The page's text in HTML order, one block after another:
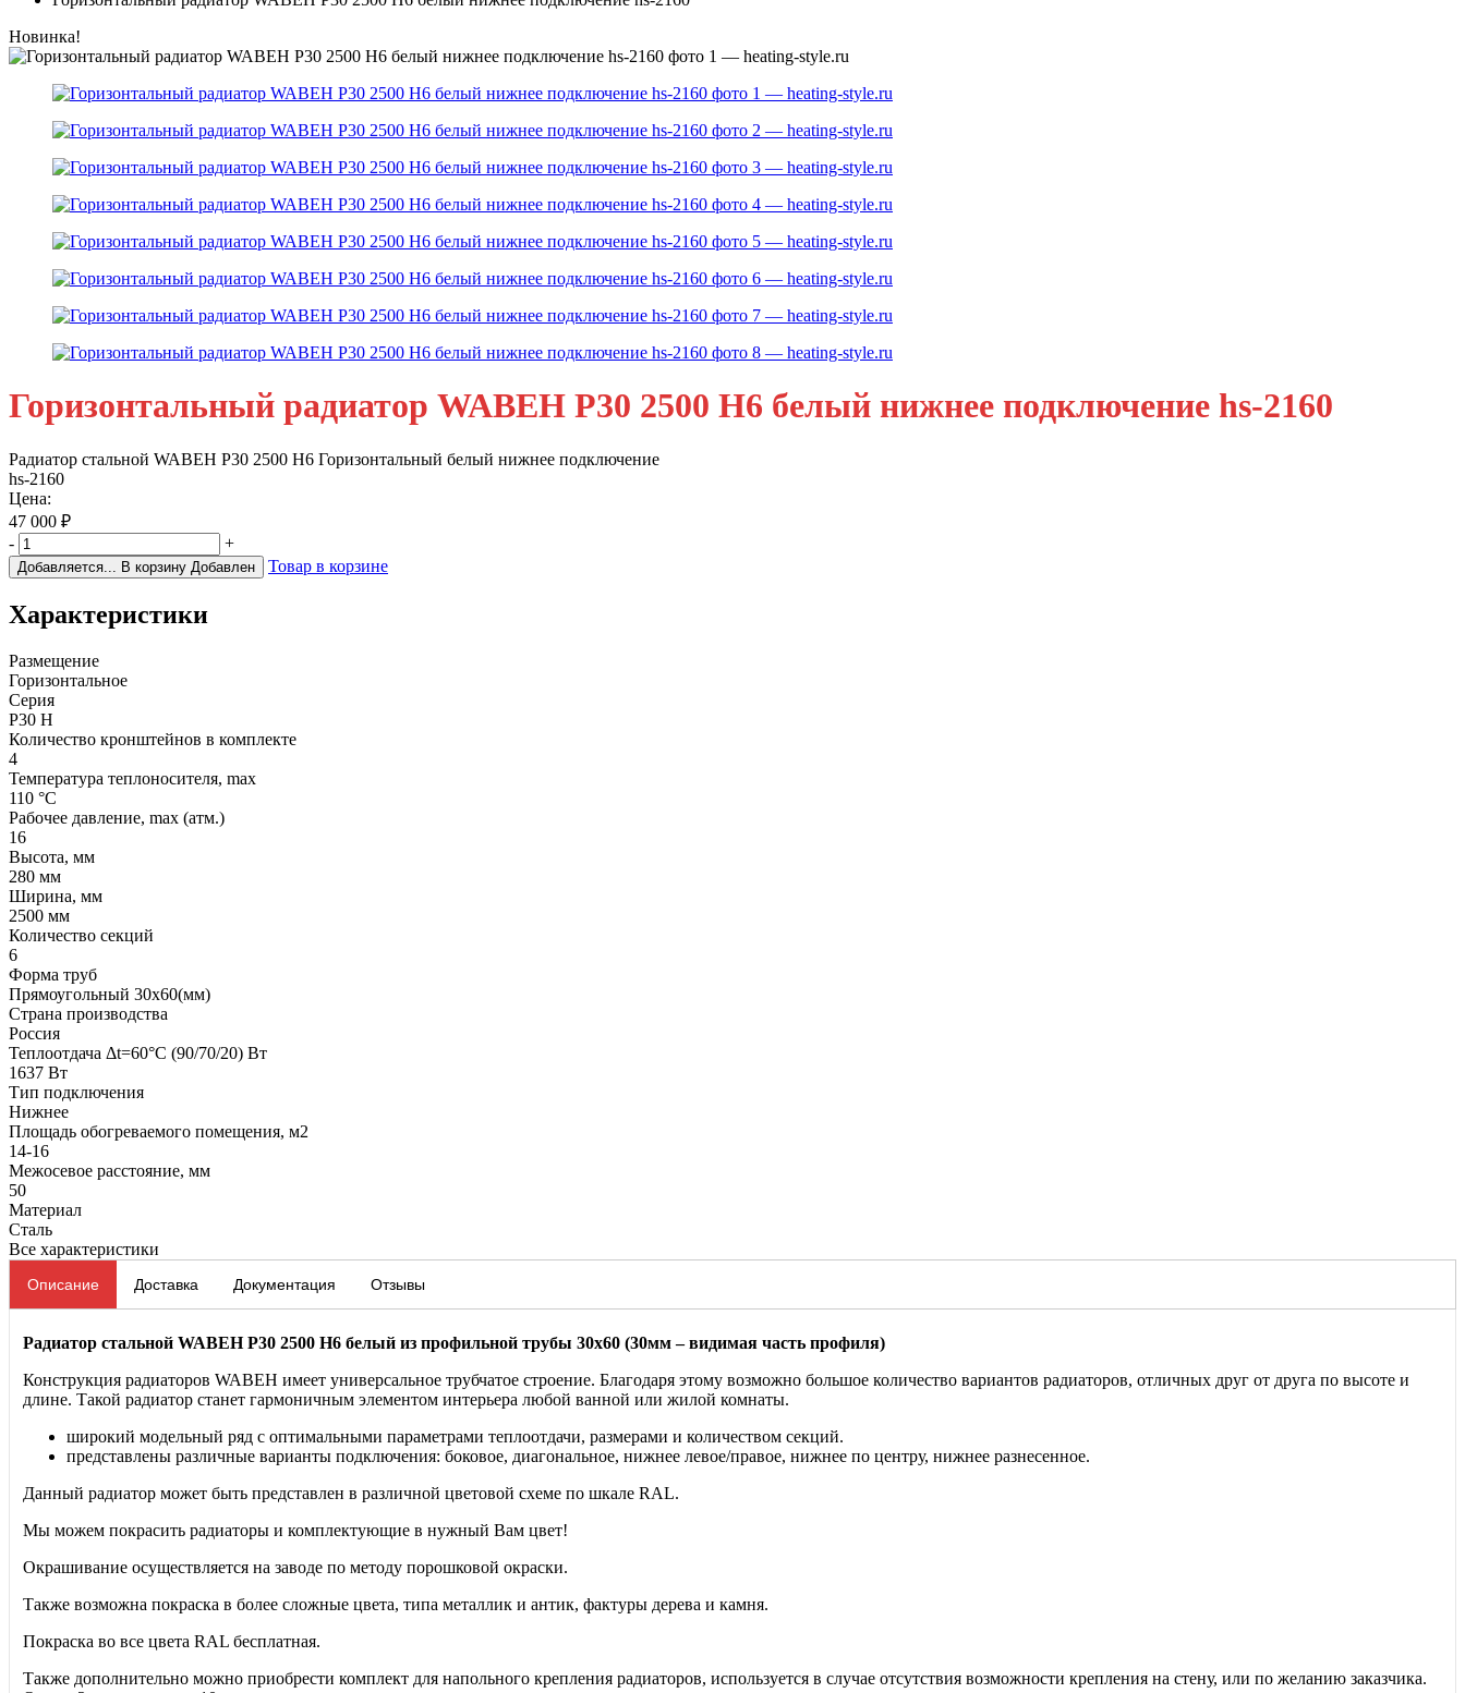
Новинка!
Горизонтальный радиатор WABEH P30 2500 H6 белый нижнее подключение hs-2160
Радиатор стальной WABEH P30 2500 H6 Горизонтальный белый нижнее подключение
hs-2160
Цена:
47 000 ₽
-
+
Добавляется... В корзину Добавлен Товар в корзине
Характеристики
Размещение
Горизонтальное
Серия
P30 H
Количество кронштейнов в комплекте
4
Температура теплоносителя, max
110 °C
Рабочее давление, max (атм.)
16
Высота, мм
280 мм
Ширина, мм
2500 мм
Количество секций
6
Форма труб
Прямоугольный 30х60(мм)
Страна производства
Россия
Теплоотдача Δt=60°C (90/70/20) Вт
1637 Вт
Тип подключения
Нижнее
Площадь обогреваемого помещения, м2
14-16
Межосевое расстояние, мм
50
Материал
Сталь
Все характеристики
Описание Доставка Документация Отзывы
Радиатор стальной WABEH P30 2500 H6 белый из профильной трубы 30х60 (30мм – видимая часть профиля)
Конструкция радиаторов WABEH имеет универсальное трубчатое строение. Благодаря этому возможно большое количество вариантов радиаторов, отличных друг от друга по высоте и
длине. Такой радиатор станет гармоничным элементом интерьера любой ванной или жилой комнаты.
широкий модельный ряд с оптимальными параметрами теплоотдачи, размерами и количеством секций.
представлены различные варианты подключения: боковое, диагональное, нижнее левое/правое, нижнее по центру, нижнее разнесенное.
Данный радиатор может быть представлен в различной цветовой схеме по шкале RAL.
Мы можем покрасить радиаторы и комплектующие в нужный Вам цвет!
Окрашивание осуществляется на заводе по методу порошковой окраски.
Также возможна покраска в более сложные цвета, типа металлик и антик, фактуры дерева и камня.
Покраска во все цвета RAL бесплатная.
Также дополнительно можно приобрести комплект для напольного крепления радиаторов, используется в случае отсутствия возможности крепления на стену, или по желанию заказчика.